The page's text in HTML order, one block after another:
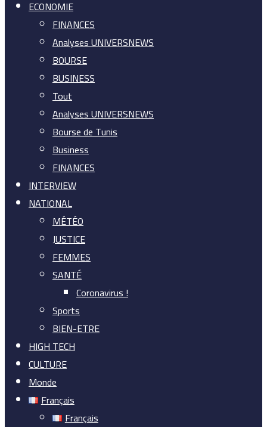
ECONOMIE
FINANCES
Analyses UNIVERSNEWS
BOURSE
BUSINESS
Tout
Analyses UNIVERSNEWS
Bourse de Tunis
Business
FINANCES
INTERVIEW
NATIONAL
MÉTÉO
JUSTICE
FEMMES
SANTÉ
Coronavirus !
Sports
BIEN-ETRE
HIGH TECH
CULTURE
Monde
Français
Français